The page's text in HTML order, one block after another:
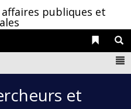
affaires publiques et
Liens
et